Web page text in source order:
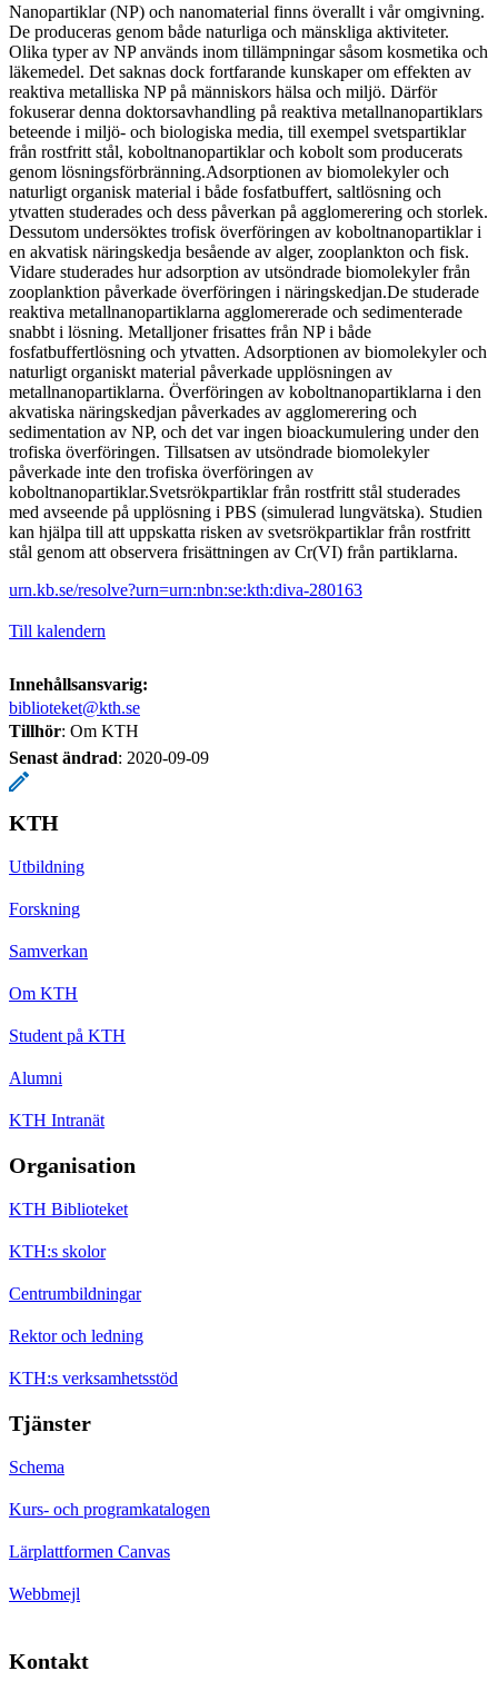
Nanopartiklar (NP) och nanomaterial finns överallt i vår omgivning.
De produceras genom både naturliga och mänskliga aktiviteter.
Olika typer av NP används inom tillämpningar såsom kosmetika och
läkemedel. Det saknas dock fortfarande kunskaper om effekten av
reaktiva metalliska NP på människors hälsa och miljö. Därför
fokuserar denna doktorsavhandling på reaktiva metallnanopartiklars
beteende i miljö- och biologiska media, till exempel svetspartiklar
från rostfritt stål, koboltnanopartiklar och kobolt som producerats
genom lösningsförbränning.Adsorptionen av biomolekyler och
naturligt organisk material i både fosfatbuffert, saltlösning och
ytvatten studerades och dess påverkan på agglomerering och storlek.
Dessutom undersöktes trofisk överföringen av koboltnanopartiklar i
en akvatisk näringskedja besående av alger, zooplankton och fisk.
Vidare studerades hur adsorption av utsöndrade biomolekyler från
zooplanktion påverkade överföringen i näringskedjan.De studerade
reaktiva metallnanopartiklarna agglomererade och sedimenterade
snabbt i lösning. Metalljoner frisattes från NP i både
fosfatbuffertlösning och ytvatten. Adsorptionen av biomolekyler och
naturligt organiskt material påverkade upplösningen av
metallnanopartiklarna. Överföringen av koboltnanopartiklarna i den
akvatiska näringskedjan påverkades av agglomerering och
sedimentation av NP, och det var ingen bioackumulering under den
trofiska överföringen. Tillsatsen av utsöndrade biomolekyler
påverkade inte den trofiska överföringen av
koboltnanopartiklar.Svetsrökpartiklar från rostfritt stål studerades
med avseende på upplösning i PBS (simulerad lungvätska). Studien
kan hjälpa till att uppskatta risken av svetsrökpartiklar från rostfritt
stål genom att observera frisättningen av Cr(VI) från partiklarna.
urn.kb.se/resolve?urn=urn:nbn:se:kth:diva-280163
Till kalendern
Innehållsansvarig:
biblioteket@kth.se
Tillhör: Om KTH
Senast ändrad: 2020-09-09
KTH
Utbildning
Forskning
Samverkan
Om KTH
Student på KTH
Alumni
KTH Intranät
Organisation
KTH Biblioteket
KTH:s skolor
Centrumbildningar
Rektor och ledning
KTH:s verksamhetsstöd
Tjänster
Schema
Kurs- och programkatalogen
Lärplattformen Canvas
Webbmejl
Kontakt